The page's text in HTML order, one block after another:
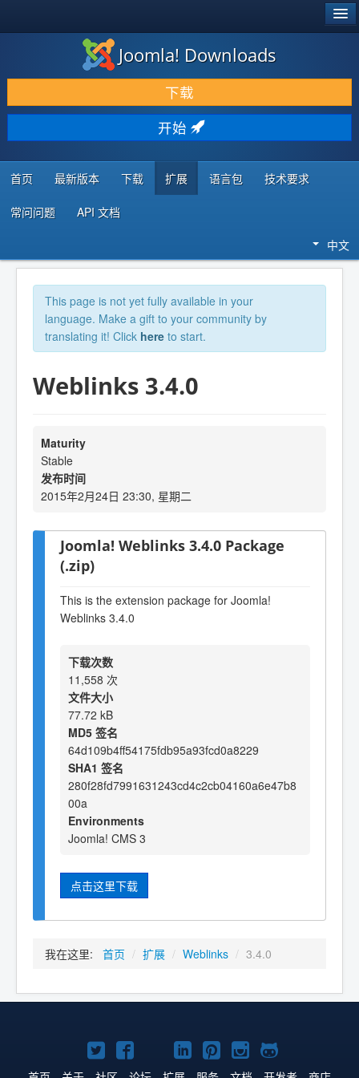
下载 & 扩展
发现 & 学习
社区 & 支持
开发者资源
Joomla! Downloads
下载
开始
首页 最新版本 下载 扩展 语言包 技术要求
常问问题 API 文档
中文
This page is not yet fully available in your
language. Make a gift to your community by
translating it! Click here to start.
Weblinks 3.4.0
Maturity
Stable
发布时间
2015年2月24日 23:30, 星期二
Joomla! Weblinks 3.4.0 Package
(.zip)
This is the extension package for Joomla!
Weblinks 3.4.0
下载次数
11,558 次
文件大小
77.72 kB
MD5 签名
64d109b4ff54175fdb95a93fcd0a8229
SHA1 签名
280f28fd7991631243cd4c2cb04160a6e47b8
00a
Environments
Joomla! CMS 3
点击这里下载
我在这里: 首页 / 扩展 / Weblinks / 3.4.0
TwitterFacebookYouTube
LinkedIn
Pinterest
Instagram
GitHub